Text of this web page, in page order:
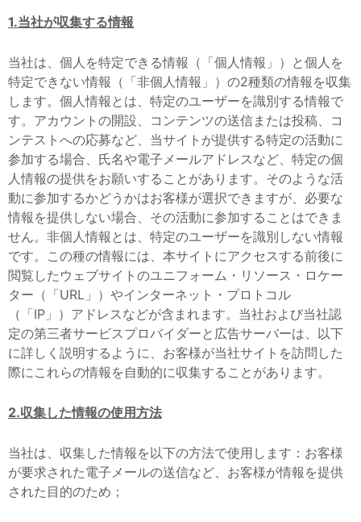
1.当社が収集する情報
当社は、個人を特定できる情報（「個人情報」）と個人を
特定できない情報（「非個人情報」）の2種類の情報を収集
します。個人情報とは、特定のユーザーを識別する情報で
す。アカウントの開設、コンテンツの送信または投稿、コ
ンテストへの応募など、当サイトが提供する特定の活動に
参加する場合、氏名や電子メールアドレスなど、特定の個
人情報の提供をお願いすることがあります。そのような活
動に参加するかどうかはお客様が選択できますが、必要な
情報を提供しない場合、その活動に参加することはできま
せん。非個人情報とは、特定のユーザーを識別しない情報
です。この種の情報には、本サイトにアクセスする前後に
閲覧したウェブサイトのユニフォーム・リソース・ロケー
ター（「URL」）やインターネット・プロトコル
（「IP」）アドレスなどが含まれます。当社および当社認
定の第三者サービスプロバイダーと広告サーバーは、以下
に詳しく説明するように、お客様が当社サイトを訪問した
際にこれらの情報を自動的に収集することがあります。
2.収集した情報の使用方法
当社は、収集した情報を以下の方法で使用します：お客様
が要求された電子メールの送信など、お客様が情報を提供
された目的のため；